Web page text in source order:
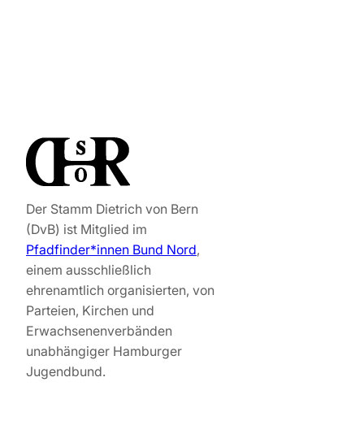
Der Stamm Dietrich von Bern
(DvB) ist Mitglied im
Pfadfinder*innen Bund Nord,
einem ausschließlich
ehrenamtlich organisierten, von
Parteien, Kirchen und
Erwachsenenverbänden
unabhängiger Hamburger
Jugendbund.